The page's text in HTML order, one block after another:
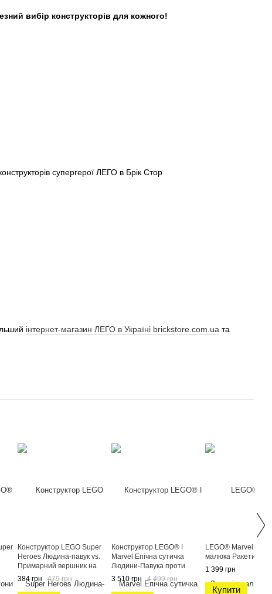
вибір конструкторів для кожного!
інтернет-магазин ЛЕГО в Україні brickstore.com.ua та
Конструктор LEGO Super
Heroes Людина-павук vs.
Примарний вершник на
мотоциклі 76335
384 грн 479 грн
Конструктор LEGO® ǀ
Marvel Епічна сутичка
Людини-Павука проти
Халка 76350
3 510 грн 4 499 грн
LEGO® Marvel
малюка Ракети»
1 399 грн
Купити